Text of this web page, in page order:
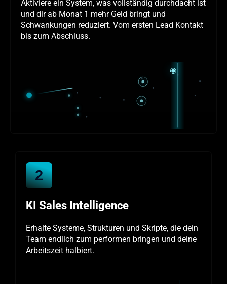
Aktiviere ein System, was vollständig durchdacht ist
und dir ab Monat 1 mehr Geld bringt und
Schwankungen reduziert. Vom ersten Lead Kontakt
bis zum Abschluss.
2
KI Sales Intelligence
Erhalte Systeme, Strukturen und Skripte, die dein
Team endlich zum performen bringen und deine
Arbeitszeit halbiert.